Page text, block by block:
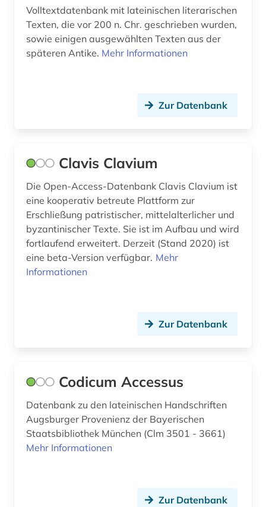
Volltextdatenbank mit lateinischen literarischen
Texten, die vor 200 n. Chr. geschrieben wurden,
sowie einigen ausgewählten Texten aus der
späteren Antike. Mehr Informationen
Zur Datenbank
Clavis Clavium
Die Open-Access-Datenbank Clavis Clavium ist
eine kooperativ betreute Plattform zur
Erschließung patristischer, mittelalterlicher und
byzantinischer Texte. Sie ist im Aufbau und wird
fortlaufend erweitert. Derzeit (Stand 2020) ist
eine beta-Version verfügbar. Mehr
Informationen
Zur Datenbank
Codicum Accessus
Datenbank zu den lateinischen Handschriften
Augsburger Provenienz der Bayerischen
Staatsbibliothek München (Clm 3501 - 3661)
Mehr Informationen
Zur Datenbank